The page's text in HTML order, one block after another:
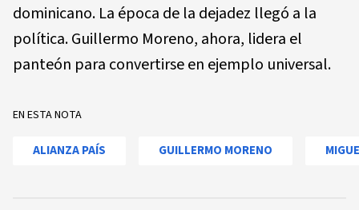
dominicano. La época de la dejadez llegó a la
política. Guillermo Moreno, ahora, lidera el
panteón para convertirse en ejemplo universal.
EN ESTA NOTA
ALIANZA PAÍS GUILLERMO MORENO